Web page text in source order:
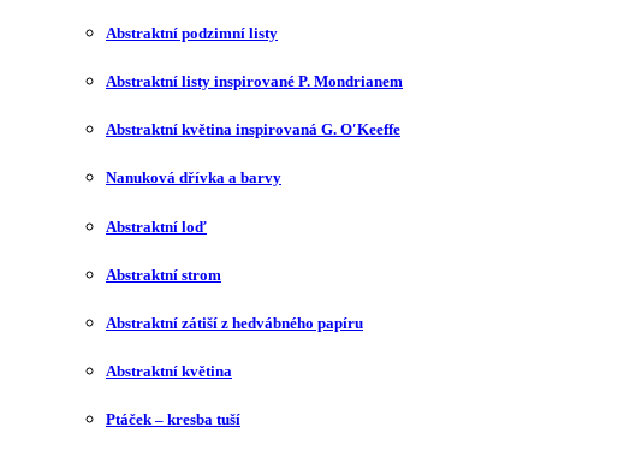
Abstraktní podzimní listy
Abstraktní listy inspirované P. Mondrianem
Abstraktní květina inspirovaná G. O′Keeffe
Nanuková dřívka a barvy
Abstraktní loď
Abstraktní strom
Abstraktní zátiší z hedvábného papíru
Abstraktní květina
Ptáček – kresba tuší